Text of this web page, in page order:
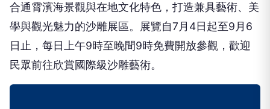
合通霄濱海景觀與在地文化特色，打造兼具藝術、美
學與觀光魅力的沙雕展區。展覽自7月4日起至9月6
日止，每日上午9時至晚間9時免費開放參觀，歡迎
民眾前往欣賞國際級沙雕藝術。